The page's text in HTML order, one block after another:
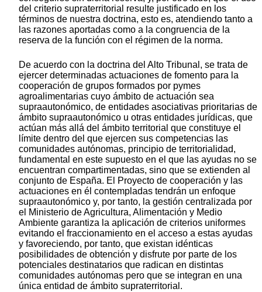
del criterio supraterritorial resulte justificado en los
términos de nuestra doctrina, esto es, atendiendo tanto a
las razones aportadas como a la congruencia de la
reserva de la función con el régimen de la norma.
De acuerdo con la doctrina del Alto Tribunal, se trata de
ejercer determinadas actuaciones de fomento para la
cooperación de grupos formados por pymes
agroalimentarias cuyo ámbito de actuación sea
supraautonómico, de entidades asociativas prioritarias de
ámbito supraautonómico u otras entidades jurídicas, que
actúan más allá del ámbito territorial que constituye el
límite dentro del que ejercen sus competencias las
comunidades autónomas, principio de territorialidad,
fundamental en este supuesto en el que las ayudas no se
encuentran compartimentadas, sino que se extienden al
conjunto de España. El Proyecto de cooperación y las
actuaciones en él contempladas tendrán un enfoque
supraautonómico y, por tanto, la gestión centralizada por
el Ministerio de Agricultura, Alimentación y Medio
Ambiente garantiza la aplicación de criterios uniformes
evitando el fraccionamiento en el acceso a estas ayudas
y favoreciendo, por tanto, que existan idénticas
posibilidades de obtención y disfrute por parte de los
potenciales destinatarios que radican en distintas
comunidades autónomas pero que se integran en una
única entidad de ámbito supraterritorial.